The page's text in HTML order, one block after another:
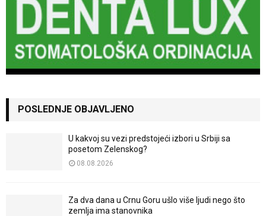
POSLEDNJE OBJAVLJENO
U kakvoj su vezi predstojeći izbori u Srbiji sa
posetom Zelenskog?
08.08.2026
Za dva dana u Crnu Goru ušlo više ljudi nego što
zemlja ima stanovnika